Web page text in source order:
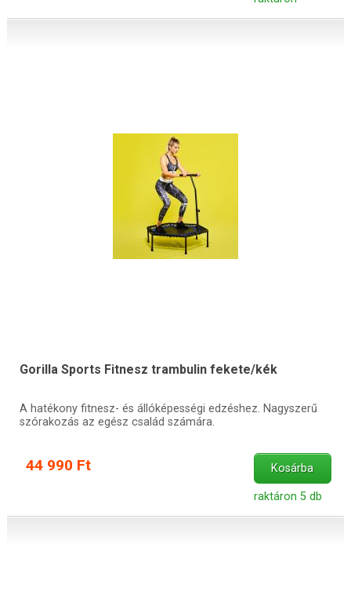
Gorilla Sports Fitnesz trambulin fekete/kék
A hatékony fitnesz- és állóképességi edzéshez. Nagyszerű
szórakozás az egész család számára.
44 990 Ft Kosárba
raktáron 5 db